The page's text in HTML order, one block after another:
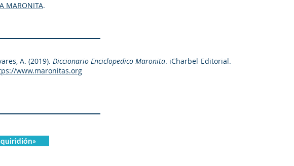
MARONITA.
A. (2019). Diccionario Enciclopedico Maronita. iCharbel-Editorial.
www.maronitas.org